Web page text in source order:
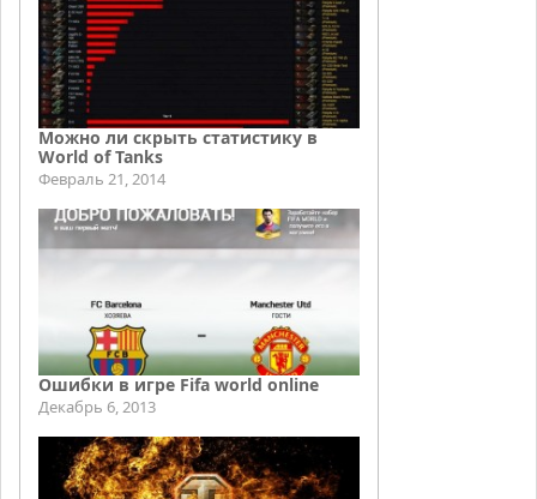
Можно ли скрыть статистику в
World of Tanks
Февраль 21, 2014
Ошибки в игре Fifa world online
Декабрь 6, 2013